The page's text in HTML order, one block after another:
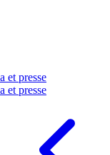
et presse
et presse